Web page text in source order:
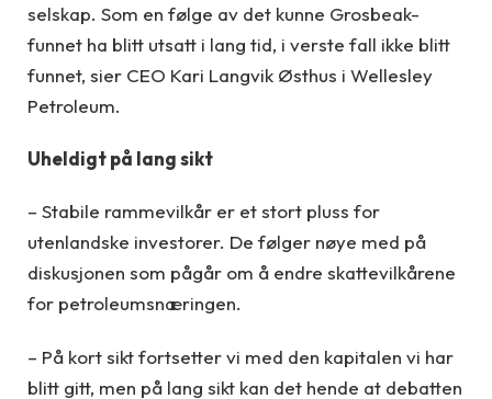
selskap. Som en følge av det kunne Grosbeak-
funnet ha blitt utsatt i lang tid, i verste fall ikke blitt
funnet, sier CEO Kari Langvik Østhus i Wellesley
Petroleum.
Uheldigt på lang sikt
– Stabile rammevilkår er et stort pluss for
utenlandske investorer. De følger nøye med på
diskusjonen som pågår om å endre skattevilkårene
for petroleumsnæringen.
– På kort sikt fortsetter vi med den kapitalen vi har
blitt gitt, men på lang sikt kan det hende at debatten